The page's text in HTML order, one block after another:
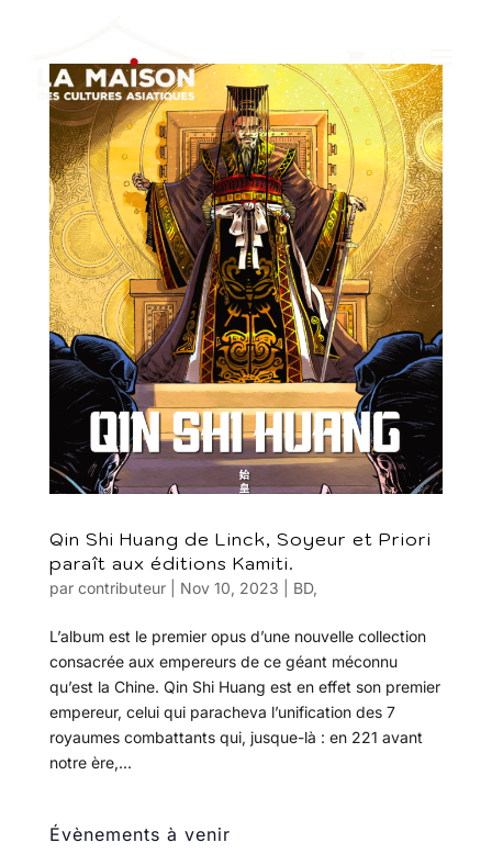
Qin Shi Huang de Linck, Soyeur et Priori
paraît aux éditions Kamiti.
par contributeur| Nov 10, 2023 BD,
L’album est le premier opus d’une nouvelle collection
consacrée aux empereurs de ce géant méconnu
qu’est la Chine. Qin Shi Huang est en effet son premier
empereur, celui qui paracheva l’unification des 7
royaumes combattants qui, jusque-là : en 221 avant
notre ère,...
Évènements à venir